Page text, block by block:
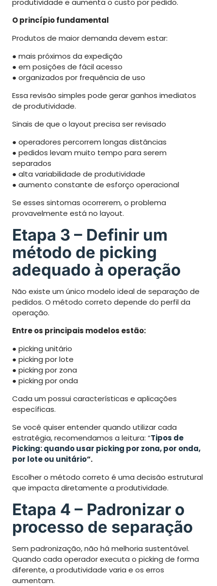
produtividade e aumenta o custo por pedido.
O princípio fundamental
Produtos de maior demanda devem estar:
● mais próximos da expedição
● em posições de fácil acesso
● organizados por frequência de uso
Essa revisão simples pode gerar ganhos imediatos
de produtividade.
Sinais de que o layout precisa ser revisado
● operadores percorrem longas distâncias
● pedidos levam muito tempo para serem
separados
● alta variabilidade de produtividade
● aumento constante de esforço operacional
Se esses sintomas ocorrerem, o problema
provavelmente está no layout.
Etapa 3 – Definir um
método de picking
adequado à operação
Não existe um único modelo ideal de separação de
pedidos. O método correto depende do perfil da
operação.
Entre os principais modelos estão:
● picking unitário
● picking por lote
● picking por zona
● picking por onda
Cada um possui características e aplicações
específicas.
Se você quiser entender quando utilizar cada
estratégia, recomendamos a leitura: “Tipos de
Picking: quando usar picking por zona, por onda,
por lote ou unitário“.
Escolher o método correto é uma decisão estrutural
que impacta diretamente a produtividade.
Etapa 4 – Padronizar o
processo de separação
Sem padronização, não há melhoria sustentável.
Quando cada operador executa o picking de forma
diferente, a produtividade varia e os erros
aumentam.